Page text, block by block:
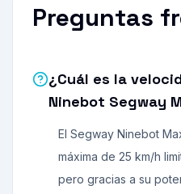
Preguntas
¿Cuál es la
Ninebot Segway
El Segway Ninebot
máxima de 25 km/h
pero gracias a su